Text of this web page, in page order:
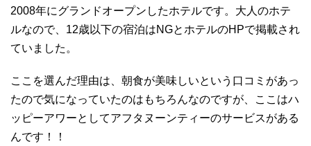
2008年にグランドオープンしたホテルです。大人のホテ
ルなので、12歳以下の宿泊はNGとホテルのHPで掲載され
ていました。
ここを選んだ理由は、朝食が美味しいという口コミがあっ
たので気になっていたのはもちろんなのですが、ここはハ
ッピーアワーとしてアフタヌーンティーのサービスがある
んです！！